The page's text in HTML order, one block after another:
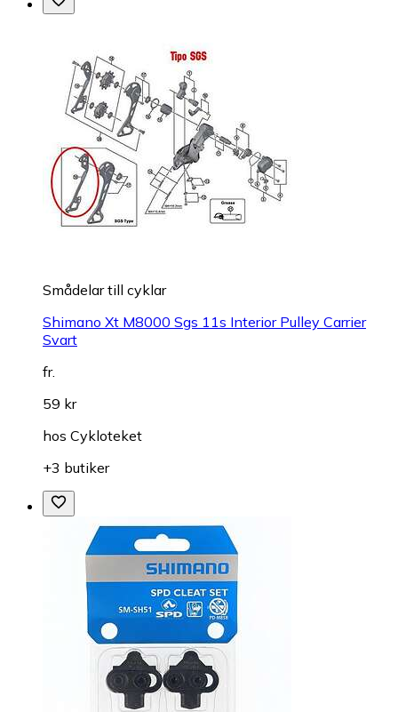
Smådelar till cyklar
Shimano Xt M8000 Sgs 11s Interior Pulley Carrier
Svart
fr.
59 kr
hos Cykloteket
+3 butiker